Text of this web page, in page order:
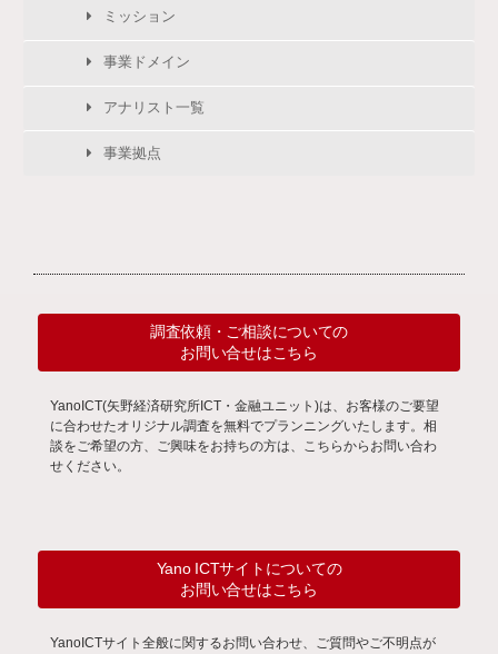
ミッション
事業ドメイン
アナリスト一覧
事業拠点
調査依頼・ご相談についての
お問い合せはこちら
YanoICT(矢野経済研究所ICT・金融ユニット)は、お客様のご要望
に合わせたオリジナル調査を無料でプランニングいたします。相
談をご希望の方、ご興味をお持ちの方は、こちらからお問い合わ
せください。
Yano ICTサイトについての
お問い合せはこちら
YanoICTサイト全般に関するお問い合わせ、ご質問やご不明点が